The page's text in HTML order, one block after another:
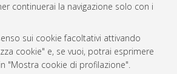
continuerai la navigazione solo con i
sui cookie facoltativi attivando
cookie" e, se vuoi, potrai esprimere
"Mostra cookie di profilazione".